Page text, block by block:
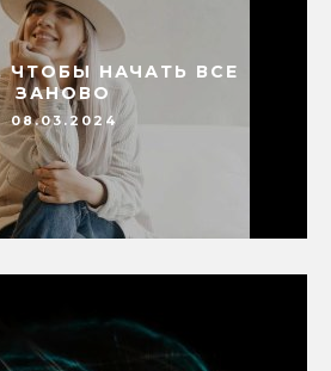
ЧТОБЫ НАЧАТЬ ВСЕ
ЗАНОВО
08.03.2024